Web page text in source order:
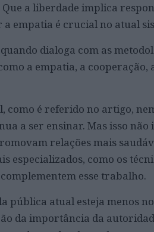
a liberdade implica
empatia é crucial no atual
dialoga com as
a empatia, a cooperação,
como é referido no artigo,
a ser ensinar. Mas isso não
relações mais
especializados, como os
esse trabalho.
pública atual esteja menos
da importância da